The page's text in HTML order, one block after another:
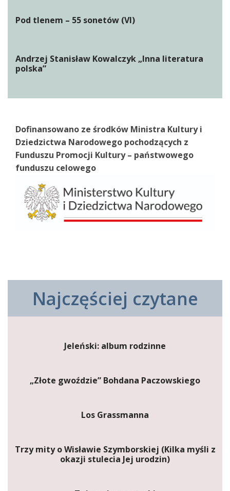
Pod tlenem – 55 sonetów (VI)
Andrzej Stanisław Kowalczyk „Inna literatura
polska”
Dofinansowano ze środków Ministra Kultury i
Dziedzictwa Narodowego pochodzących z
Funduszu Promocji Kultury – państwowego
funduszu celowego
Najczęściej czytane
Jeleński: album rodzinne
„Złote gwoździe” Bohdana Paczowskiego
Los Grassmanna
Trzy mity o Wisławie Szymborskiej (Kilka myśli z
okazji stulecia Jej urodzin)